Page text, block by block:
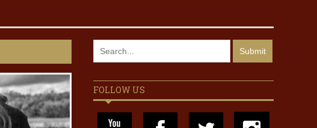
FOLLOW US